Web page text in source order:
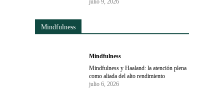
Mindfulness
Mindfulness
Mindfulness y Haaland: la atención plena
como aliada del alto rendimiento
julio 6, 2026